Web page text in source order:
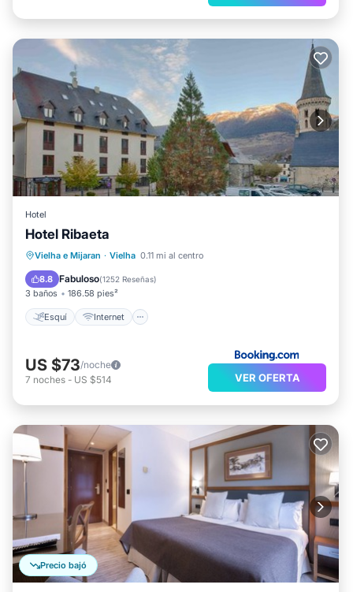
Hotel
Hotel Ribaeta
Vielha e Mijaran · Vielha 0.11 mi al centro
8.8 Fabuloso(1252 Reseñas)
3 baños 186.58 pies²
Esquí Internet
Esquí
Internet
Se admiten mascotas
US $73/noche
7 noches - US $514 VER OFERTA
Precio bajó